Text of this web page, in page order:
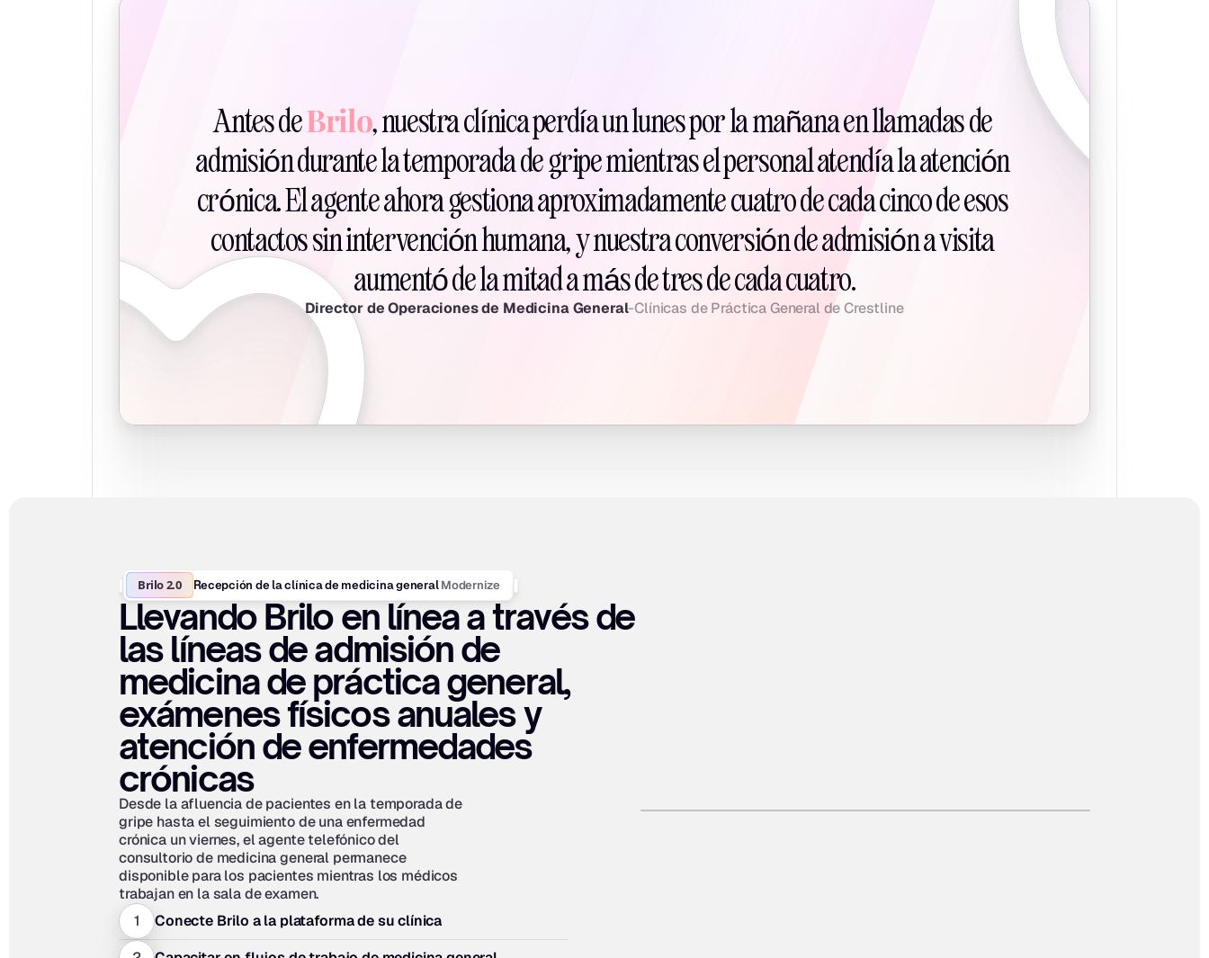
Antes de Brilo, nuestra clínica perdía un lunes por la mañana en llamadas de
admisión durante la temporada de gripe mientras el personal atendía la atención
crónica. El agente ahora gestiona aproximadamente cuatro de cada cinco de esos
contactos sin intervención humana, y nuestra conversión de admisión a visita
aumentó de la mitad a más de tres de cada cuatro.
Director de Operaciones de Medicina General-Clínicas de Práctica General de Crestline
Brilo 2.0 Recepción de la clínica de medicina general Modernize
Llevando Brilo en línea a través de
las líneas de admisión de
medicina de práctica general,
exámenes físicos anuales y
atención de enfermedades
crónicas
Desde la afluencia de pacientes en la temporada de
gripe hasta el seguimiento de una enfermedad
crónica un viernes, el agente telefónico del
consultorio de medicina general permanece
disponible para los pacientes mientras los médicos
trabajan en la sala de examen.
1
Conecte Brilo a la plataforma de su clínica